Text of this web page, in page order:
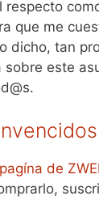
respecto
que me
dicho, tan
sobre este
pagína de